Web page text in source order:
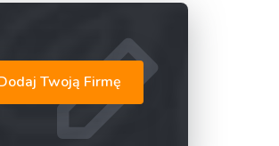
Twoją Firmę